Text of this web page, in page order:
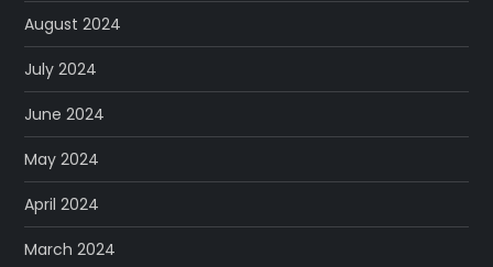
August 2024
July 2024
June 2024
May 2024
April 2024
March 2024